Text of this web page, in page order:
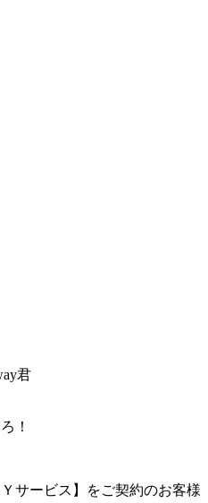
！
サービス】をご契約のお客様